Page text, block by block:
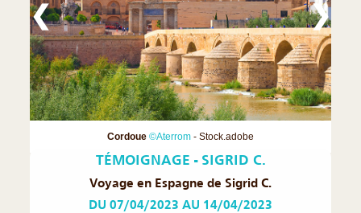
Cordoue ©Aterrom - Stock.adobe
❮ ❯
TÉMOIGNAGE - SIGRID C.
Voyage en Espagne de Sigrid C.
DU 07/04/2023 AU 14/04/2023